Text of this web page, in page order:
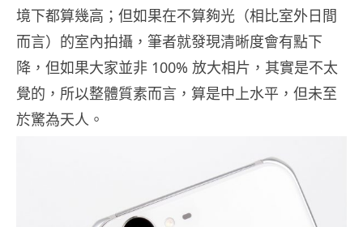
境下都算幾高；但如果在不算夠光（相比室外日間
而言）的室內拍攝，筆者就發現清晰度會有點下
降，但如果大家並非 100% 放大相片，其實是不太
覺的，所以整體質素而言，算是中上水平，但未至
於驚為天人。